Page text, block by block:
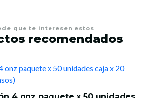
que te interesen estos
recomendados